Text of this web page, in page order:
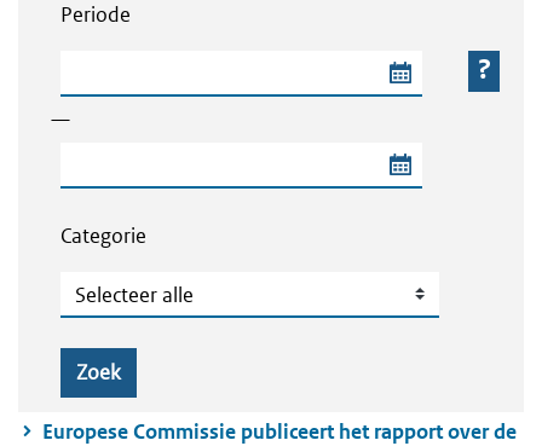
Periode
—
Categorie
Categorie
Zoek
Europese Commissie publiceert het rapport over de